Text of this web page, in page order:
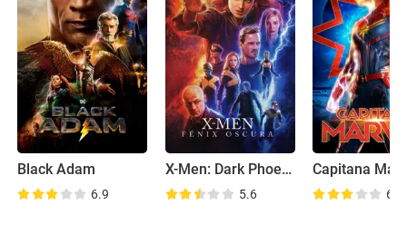
Black Adam
6.9
X-Men: Dark Phoenix
5.6
Capitana
6.7